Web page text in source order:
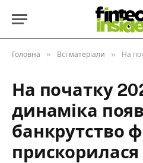
Головна » Всі матеріали » На початку
На початку
динаміка
банкрутство
прискорилася